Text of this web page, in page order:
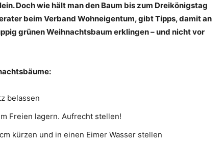
Doch wie hält man den Baum bis zum Dreikönigstag
beim Verband Wohneigentum, gibt Tipps, damit an
grünen Weihnachtsbaum erklingen – und nicht vor
belassen
Freien lagern. Aufrecht stellen!
kürzen und in einen Eimer Wasser stellen